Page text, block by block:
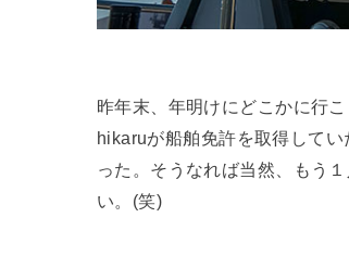
昨年末、年明けにどこかに行こ
hikaruが船舶免許を取得して
った。そうなれば当然、もう
い。(笑)